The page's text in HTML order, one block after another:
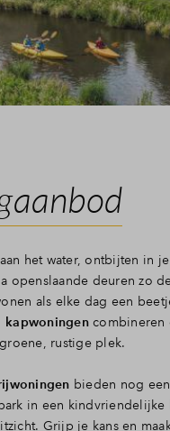
het water, ontbijten in
openslaande deuren zo
als elke dag een
kapwoningencombineren
rustige plek.
bieden nog
in een
Grijp je kans en